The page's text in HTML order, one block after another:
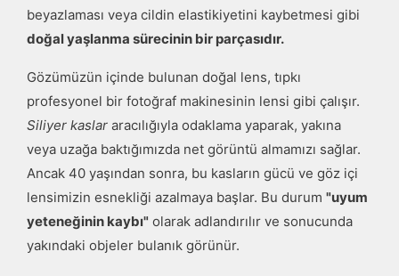
beyazlaması veya cildin elastikiyetini kaybetmesi gibi
doğal yaşlanma sürecinin bir parçasıdır.
Gözümüzün içinde bulunan doğal lens, tıpkı
profesyonel bir fotoğraf makinesinin lensi gibi çalışır.
Siliyer kaslar aracılığıyla odaklama yaparak, yakına
veya uzağa baktığımızda net görüntü almamızı sağlar.
Ancak 40 yaşından sonra, bu kasların gücü ve göz içi
lensimizin esnekliği azalmaya başlar. Bu durum "uyum
yeteneğinin kaybı" olarak adlandırılır ve sonucunda
yakındaki objeler bulanık görünür.